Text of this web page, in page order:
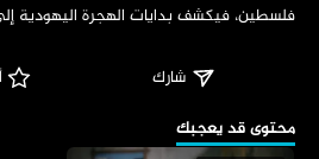
فلسطين، فيكشف بدايات الهجرة اليهودية
شارك
أضف للمفضلة
‏محتوى قد يعجبك